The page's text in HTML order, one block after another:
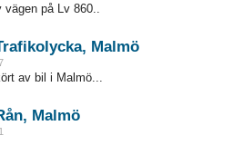
på Lv 860..
Malmö
av bil i Malmö...
Malmö